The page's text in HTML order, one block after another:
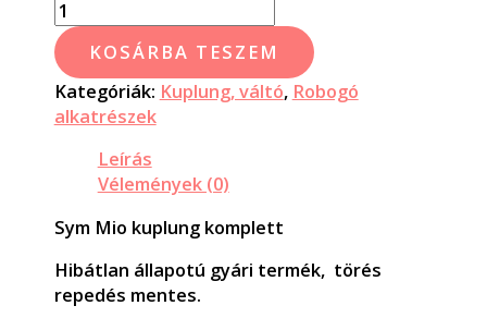
KOSÁRBA TESZEM
Kategóriák: Kuplung, váltó, Robogó
alkatrészek
Leírás
Vélemények (0)
Sym Mio kuplung komplett
Hibátlan állapotú gyári termék, törés
repedés mentes.